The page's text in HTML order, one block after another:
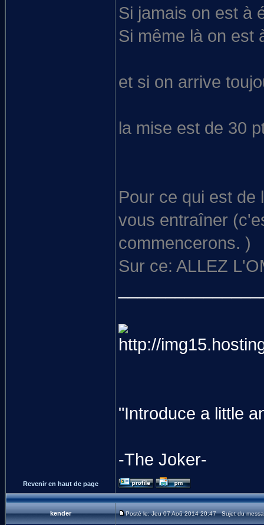
Si jamais on est à
Si même là on est
et si on arrive
la mise est de 30
Pour ce qui est de
vous entraîner
commencerons. )
Sur ce: ALLEZ
"Introduce a little
-The Joker-
Revenir en haut de page
kender Posté le: Jeu 07 Aoû 2014 20:47 Sujet du